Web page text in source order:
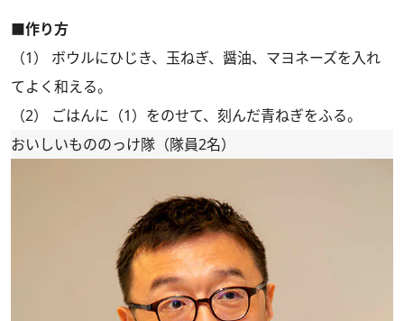
■作り方
（1） ボウルにひじき、玉ねぎ、醤油、マヨネーズを入れ
てよく和える。
（2） ごはんに（1）をのせて、刻んだ青ねぎをふる。
おいしいもののっけ隊（隊員2名）